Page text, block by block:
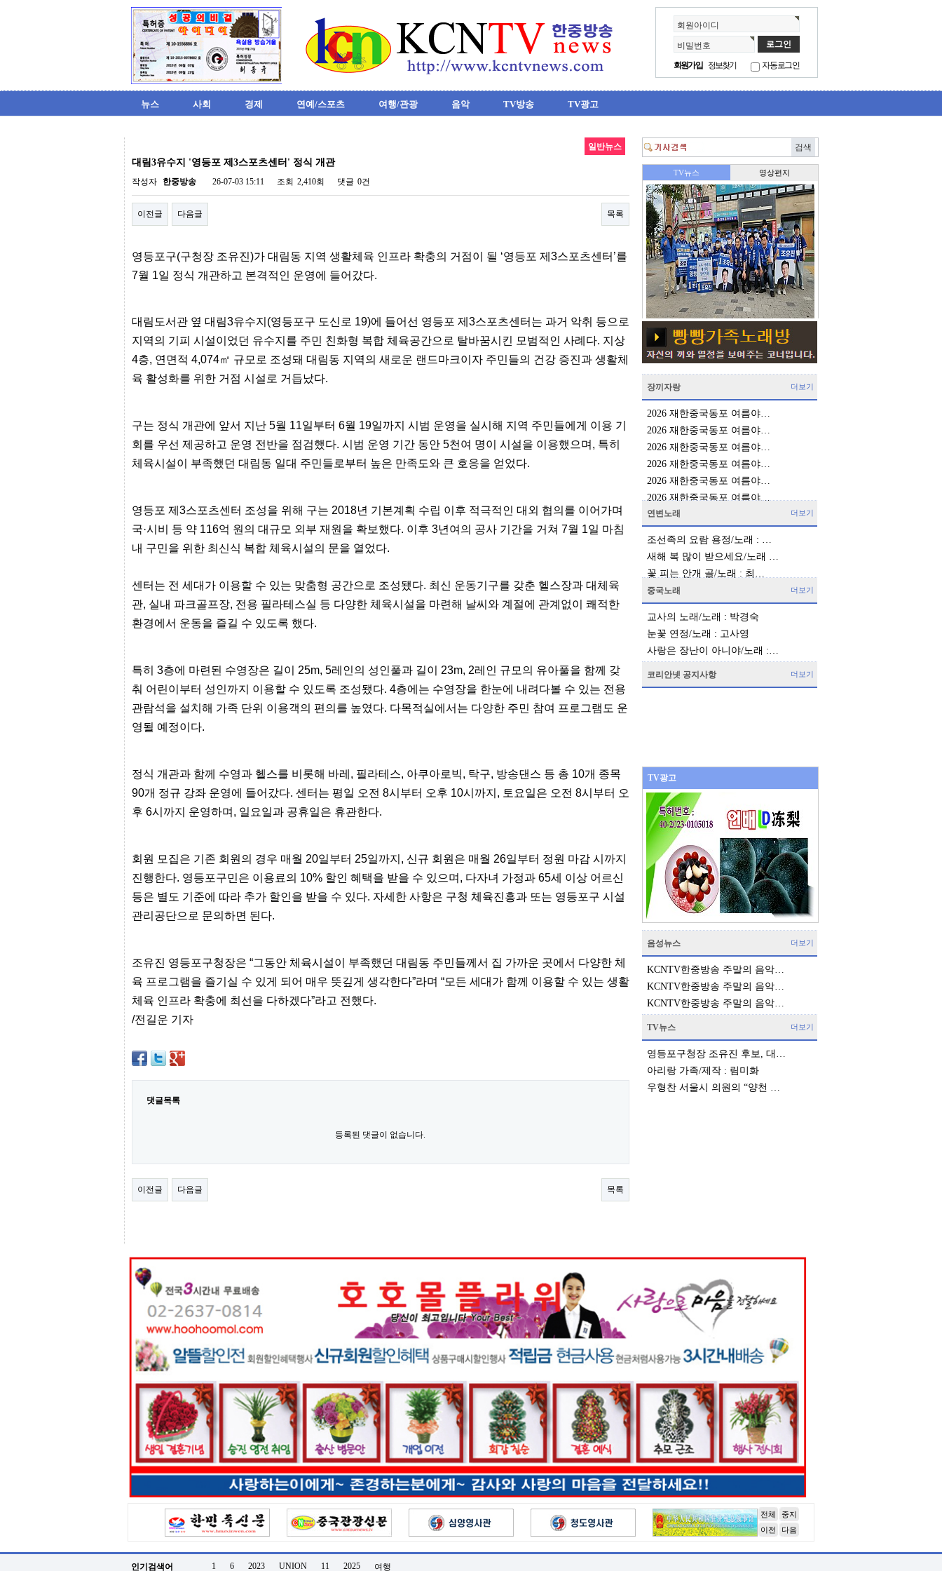
회원아이디
비밀번호
회원가입
정보찾기 자동로그인
뉴스 사회 경제 연예/스포츠 여행/관광 음악 TV방송 TV광고
탑-
시
리
스
구
미
프
진
프
약
국
심
신
토
트
순
위
비
아
토
실
시
채
24
시
간
대
넷
신
통
찾
출
장
안
마
터
주
야
클
코
아
뉴
스
비
아
터
강
직
법
링
크
24
출
프
릴
일반뉴스
대림3유수지 '영등포 제3스포츠센터' 정식 개관
작성자 한중방송 26-07-03 15:11 조회 2,410회 댓글 0건
이전글 다음글 목록
영등포구(구청장 조유진)가 대림동 지역 생활체육 인프라 확충의 거점이 될 ‘영등포 제 3스포츠센터 ’를
7월 1일 정식 개관하고 본격적인 운영에 들어갔다.
대림도서관 옆 대림3유수지 (영등포구 도신로 19)에 들어선 영등포 제 3스포츠센터는 과거 악취 등으로
지역의 기피 시설이었던 유수지를 주민 친화형 복합 체육공간으로 탈바꿈시킨 모범적인 사례다. 지상
4층, 연면적 4,074㎡ 규모로 조성돼 대림동 지역의 새로운 랜드마크이자 주민들의 건강 증진과 생활체
육 활성화를 위한 거점 시설로 거듭났다.
구는 정식 개관에 앞서 지난 5월 11일부터 6월 19일까지 시범 운영을 실시해 지역 주민들에게 이용 기
회를 우선 제공하고 운영 전반을 점검했다. 시범 운영 기간 동안 5천여 명이 시설을 이용했으며 , 특히
체육시설이 부족했던 대림동 일대 주민들로부터 높은 만족도와 큰 호응을 얻었다.
영등포 제 3스포츠센터 조성을 위해 구는 2018년 기본계획 수립 이후 적극적인 대외 협의를 이어가며
국·시비 등 약 116억 원의 대규모 외부 재원을 확보했다. 이후 3년여의 공사 기간을 거쳐 7월 1일 마침
내 구민을 위한 최신식 복합 체육시설의 문을 열었다.
센터는 전 세대가 이용할 수 있는 맞춤형 공간으로 조성됐다. 최신 운동기구를 갖춘 헬스장과 대체육
관, 실내 파크골프장, 전용 필라테스실 등 다양한 체육시설을 마련해 날씨와 계절에 관계없이 쾌적한
환경에서 운동을 즐길 수 있도록 했다.
특히 3층에 마련된 수영장은 길이 25m, 5레인의 성인풀과 길이 23m, 2레인 규모의 유아풀을 함께 갖
춰 어린이부터 성인까지 이용할 수 있도록 조성됐다. 4층에는 수영장을 한눈에 내려다볼 수 있는 전용
관람석을 설치해 가족 단위 이용객의 편의를 높였다. 다목적실에서는 다양한 주민 참여 프로그램도 운
영될 예정이다.
정식 개관과 함께 수영과 헬스를 비롯해 바레 , 필라테스, 아쿠아로빅, 탁구, 방송댄스 등 총 10개 종목
90개 정규 강좌 운영에 들어갔다. 센터는 평일 오전 8시부터 오후 10시까지 , 토요일은 오전 8시부터 오
후 6시까지 운영하며 , 일요일과 공휴일은 휴관한다.
회원 모집은 기존 회원의 경우 매월 20일부터 25일까지 , 신규 회원은 매월 26일부터 정원 마감 시까지
진행한다. 영등포구민은 이용료의 10% 할인 혜택을 받을 수 있으며 , 다자녀 가정과 65세 이상 어르신
등은 별도 기준에 따라 추가 할인을 받을 수 있다. 자세한 사항은 구청 체육진흥과 또는 영등포구 시설
관리공단으로 문의하면 된다.
조유진 영등포구청장은 “그동안 체육시설이 부족했던 대림동 주민들께서 집 가까운 곳에서 다양한 체
육 프로그램을 즐기실 수 있게 되어 매우 뜻깊게 생각한다”라며 “모든 세대가 함께 이용할 수 있는 생활
체육 인프라 확충에 최선을 다하겠다”라고 전했다.
/전길운 기자
댓글목록
등록된 댓글이 없습니다.
이전글 다음글 목록
장끼자랑
2026 재한중국동포 여름야…
2026 재한중국동포 여름야…
2026 재한중국동포 여름야…
2026 재한중국동포 여름야…
2026 재한중국동포 여름야…
2026 재한중국동포 여름야…
더보기
연변노래
조선족의 요람 용정/노래 : …
새해 복 많이 받으세요/노래 …
꽃 피는 안개 골/노래 : 최…
더보기
중국노래
교사의 노래/노래 : 박경숙
눈꽃 연정/노래 : 고사영
사랑은 장난이 아니야/노래 :…
더보기
코리안넷 공지사항 더보기
TV광고
음성뉴스
KCNTV한중방송 주말의 음악…
KCNTV한중방송 주말의 음악…
KCNTV한중방송 주말의 음악…
더보기
TV뉴스
영등포구청장 조유진 후보, 대…
아리랑 가족/제작 : 림미화
우형찬 서울시 의원의 “양천 …
더보기
전체
중지
이전
다음
인기검색어 1 6 2023 UNION 11 2025 여행